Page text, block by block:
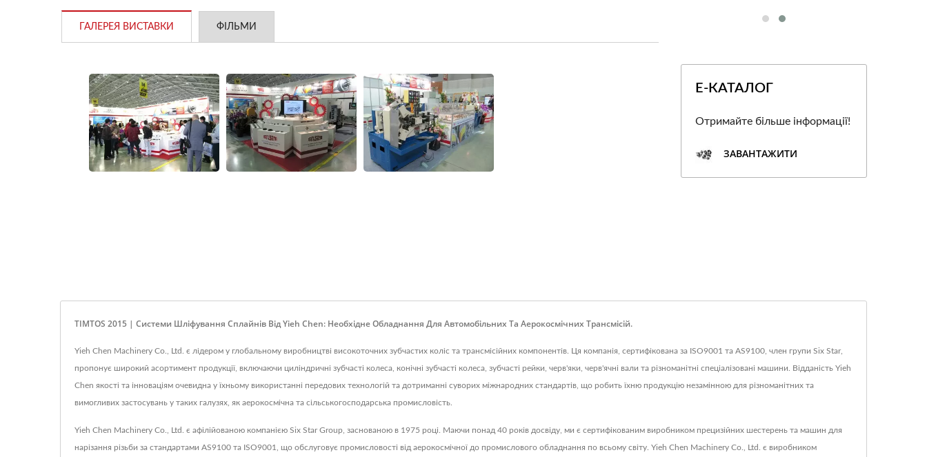
ГАЛЕРЕЯ ВИСТАВКИ ФІЛЬМИ
Е-КАТАЛОГ
Отримайте більше інформації!
ЗАВАНТАЖИТИ
TIMTOS 2015 | Системи Шліфування Сплайнів Від Yieh Chen: Необхідне Обладнання Для Автомобільних Та Аерокосмічних Трансмісій.
Yieh Chen Machinery Co., Ltd. є лідером у глобальному виробництві високоточних зубчастих коліс та трансмісійних компонентів. Ця компанія, сертифікована за ISO9001 та AS9100, член групи Six Star,
пропонує широкий асортимент продукції, включаючи циліндричні зубчасті колеса, конічні зубчасті колеса, зубчасті рейки, черв'яки, черв'ячні вали та різноманітні спеціалізовані машини. Відданість Yieh
Chen якості та інноваціям очевидна у їхньому використанні передових технологій та дотриманні суворих міжнародних стандартів, що робить їхню продукцію незамінною для різноманітних та
вимогливих застосувань у таких галузях, як аерокосмічна та сільськогосподарська промисловість.
Yieh Chen Machinery Co., Ltd. є афілійованою компанією Six Star Group, заснованою в 1975 році. Маючи понад 40 років досвіду, ми є сертифікованим виробником прецизійних шестерень та машин для
нарізання різьби за стандартами AS9100 та ISO9001, що обслуговує промисловості від аерокосмічної до промислового обладнання по всьому світу. Yieh Chen Machinery Co., Ltd. є виробником